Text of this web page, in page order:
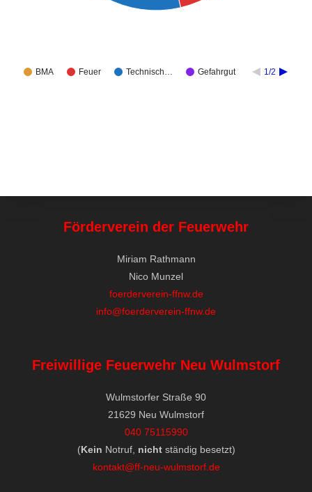
BMA Feuer Technisch… Gefahrgut 1/2
Förderverein der Feuerwehr
Miriam Rathmann
Nico Munzel
foerderverein-ffnw.de
info@foerderverein-ffnw.de
Freiwillige Feuerwehr Neu Wulmstorf
Wulmstorfer Straße 90
21629 Neu Wulmstorf
040 75115990
(Kein Notruf, nicht ständig besetzt)
kontakt@ff-neu-wulmstorf.de